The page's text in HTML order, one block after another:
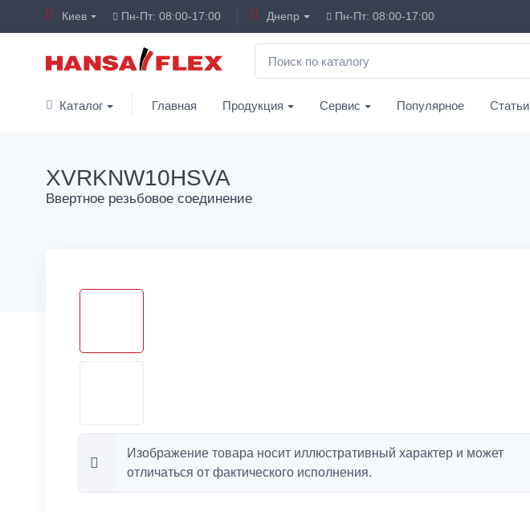
Киев Пн-Пт: 08:00-17:00 Днепр Пн-Пт: 08:00-17:00
Каталог Главная Продукция Сервис Популярное Статьи
XVRKNW10HSVA
Ввертное резьбовое соединение
Изображение товара носит иллюстративный характер и может
отличаться от фактического исполнения.